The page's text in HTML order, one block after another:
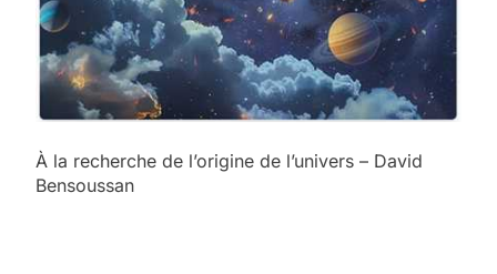
À la recherche de l’origine de l’univers – David
Bensoussan